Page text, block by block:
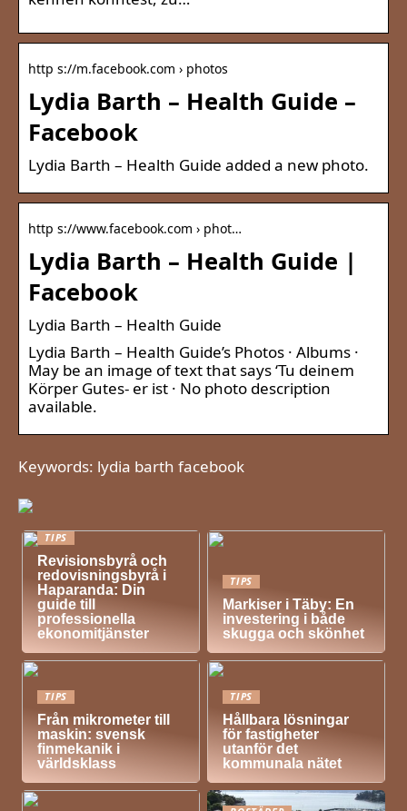
http s://m.facebook.com › photos
Lydia Barth – Health Guide –
Facebook
Lydia Barth – Health Guide added a new photo.
http s://www.facebook.com › phot…
Lydia Barth – Health Guide |
Facebook
Lydia Barth – Health Guide
Lydia Barth – Health Guide’s Photos · Albums ·
May be an image of text that says ‘Tu deinem
Körper Gutes- er ist · No photo description
available.
Keywords: lydia barth facebook
TIPS
Revisionsbyrå och
redovisningsbyrå i
Haparanda: Din
guide till
professionella
ekonomitjänster
TIPS
Markiser i Täby: En
investering i både
skugga och skönhet
TIPS
Från mikrometer till
maskin: svensk
finmekanik i
världsklass
TIPS
Hållbara lösningar
för fastigheter
utanför det
kommunala nätet